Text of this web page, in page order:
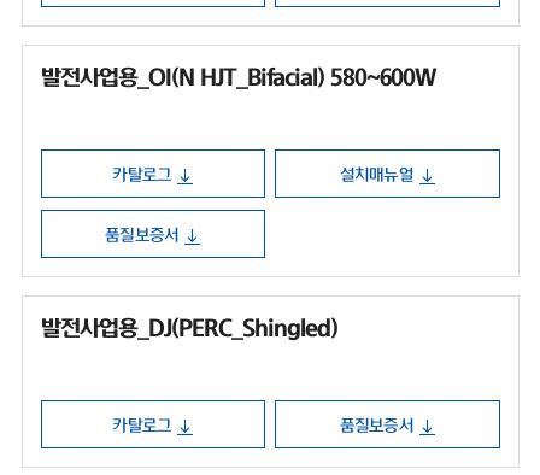
발전사업용_OI(N HJT_Bifacial) 580~600W
카탈로그 설치매뉴얼
품질보증서
발전사업용_DJ(PERC_Shingled)
카탈로그 품질보증서